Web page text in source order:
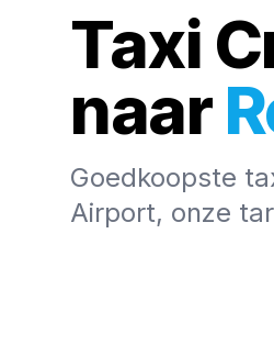
Taxi
naar
Goedkoopste
Airport, onze